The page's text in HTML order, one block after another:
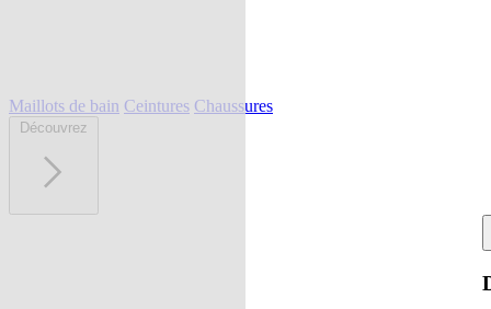
Maillots de bain Ceintures Chaussures
Découvrez